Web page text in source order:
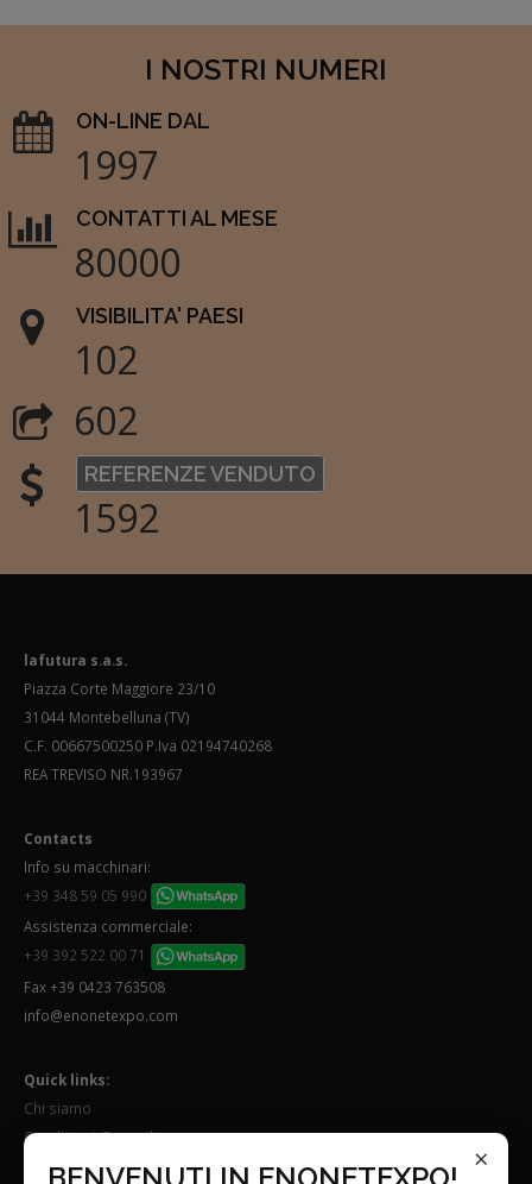
×
I NOSTRI NUMERI
ON-LINE DAL
1997
CONTATTI AL MESE
80000
VISIBILITA' PAESI
102
602
REFERENZE VENDUTO
1592
lafutura s.a.s.
Piazza Corte Maggiore 23/10
31044 Montebelluna (TV)
C.F. 00667500250 P.Iva 02194740268
REA TREVISO NR.193967
Contacts
Info su macchinari:
+39 348 59 05 990
Assistenza commerciale:
+39 392 522 00 71
Fax +39 0423 763508
info@enonetexpo.com
Quick links:
Chi siamo
Condizioni Generali
Lavora con noi